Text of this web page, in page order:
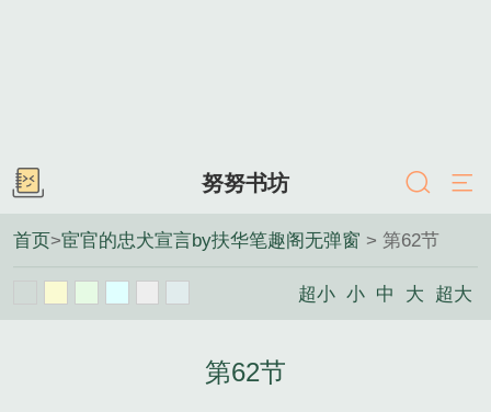
努努书坊
首页>宦官的忠犬宣言by扶华笔趣阁无弹窗 > 第62节
超小 小 中 大 超大
第62节